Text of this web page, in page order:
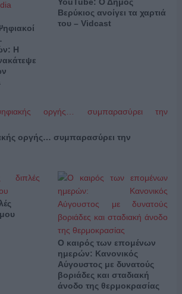
Η
Βερύκιος ανοίγει τα χαρτιά
του – Vidcast
οργής… συμπαρασύρει την
Ο καιρός των επομένων
ημερών: Κανονικός
Αύγουστος με δυνατούς
βοριάδες και σταδιακή
άνοδο της θερμοκρασίας